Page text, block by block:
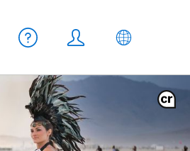
Meta Navigation
Hilfe
Login DE